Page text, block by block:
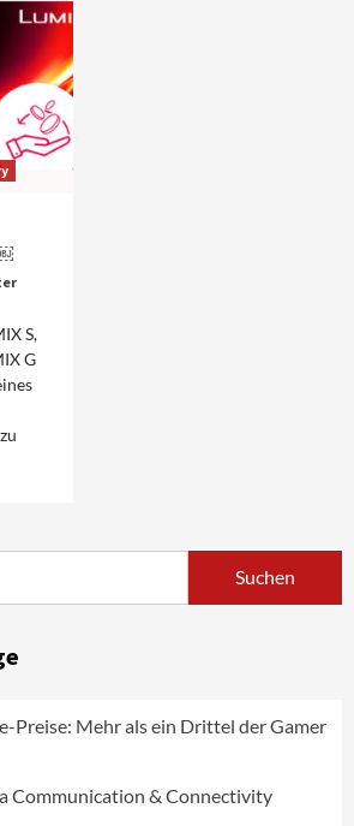
S,
G
Preise: Mehr als ein Drittel der Gamer
Communication & Connectivity
dem Internet
zur IFA 2026 zurück und prägt